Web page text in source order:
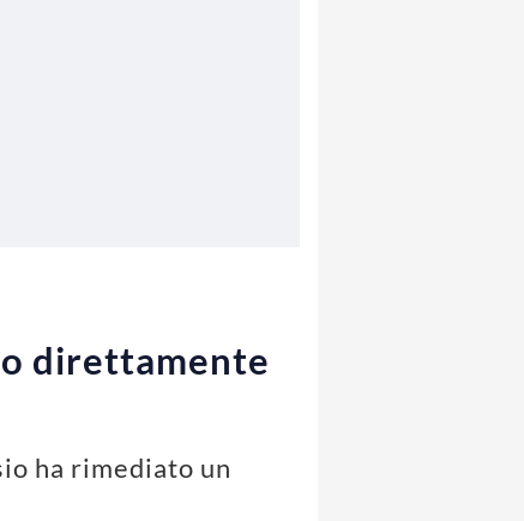
direttamente
ha rimediato un